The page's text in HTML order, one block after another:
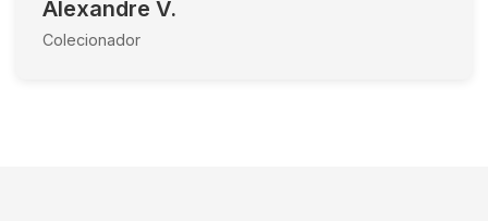
Alexandre V.
Colecionador